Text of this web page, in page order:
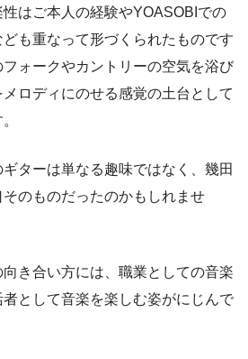
はご本人の経験やYOASOBIでの
も重なって形づくられたものです
ォークやカントリーの空気を浴び
ロディにのせる感覚の土台として
ターは単なる趣味ではなく、幾田
のものだったのかもしれませ
き合い方には、職業としての音楽
として音楽を楽しむ姿がにじんで